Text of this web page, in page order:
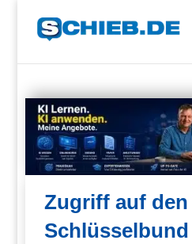
Zugriff auf den